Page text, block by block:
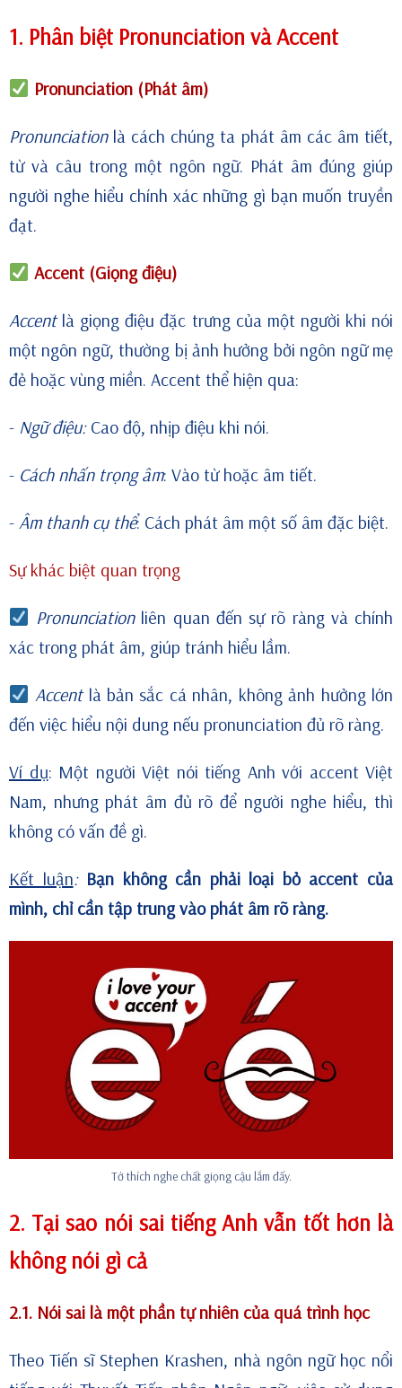
1. Phân biệt Pronunciation và Accent
Pronunciation (Phát âm)
Pronunciation là cách chúng ta phát âm các âm tiết,
từ và câu trong một ngôn ngữ. Phát âm đúng giúp
người nghe hiểu chính xác những gì bạn muốn truyền
đạt.
Accent (Giọng điệu)
Accent là giọng điệu đặc trưng của một người khi nói
một ngôn ngữ, thường bị ảnh hưởng bởi ngôn ngữ mẹ
đẻ hoặc vùng miền. Accent thể hiện qua:
- Ngữ điệu: Cao độ, nhịp điệu khi nói.
- Cách nhấn trọng âm: Vào từ hoặc âm tiết.
- Âm thanh cụ thể: Cách phát âm một số âm đặc biệt.
Sự khác biệt quan trọng
Pronunciation liên quan đến sự rõ ràng và chính
xác trong phát âm, giúp tránh hiểu lầm.
Accent là bản sắc cá nhân, không ảnh hưởng lớn
đến việc hiểu nội dung nếu pronunciation đủ rõ ràng.
Ví dụ: Một người Việt nói tiếng Anh với accent Việt
Nam, nhưng phát âm đủ rõ để người nghe hiểu, thì
không có vấn đề gì.
Kết luận: Bạn không cần phải loại bỏ accent của
mình, chỉ cần tập trung vào phát âm rõ ràng.
Tớ thích nghe chất giọng cậu lắm đấy.
2. Tại sao nói sai tiếng Anh vẫn tốt hơn là
không nói gì cả
2.1. Nói sai là một phần tự nhiên của quá trình học
Theo Tiến sĩ Stephen Krashen, nhà ngôn ngữ học nổi